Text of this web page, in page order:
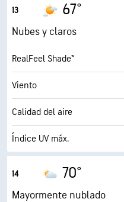
Humedad
Punto de rocío
AccuLumen Brightness Index™
Nubosidad
Visibilidad
13 67°
Nubes y claros
RealFeel Shade™
Viento
Calidad del aire
Índice UV máx.
Humedad
14 70°
Mayormente nublado